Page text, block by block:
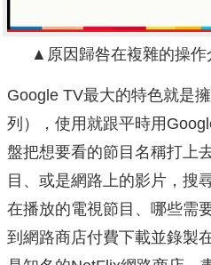
▲原因歸咎在複雜的操作
Google TV最大的特色就是
列），使用就跟平時用
盤把想要看的節目名稱打上
目、或是網路上的影片，搜
在播放的電視節目、哪些需
到網路商店付費下載並錄製